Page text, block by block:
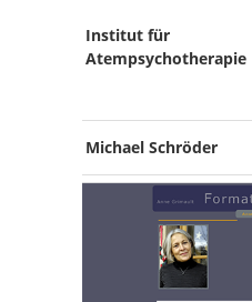
Institut für
Atempsychotherapie
Michael Schröder